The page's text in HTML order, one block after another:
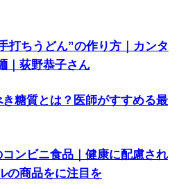
打ちうどん”の作り方｜カンタ
｜荻野恭子さん
糖質とは？医師がすすめる最
ンビニ食品｜健康に配慮され
の商品をに注目を